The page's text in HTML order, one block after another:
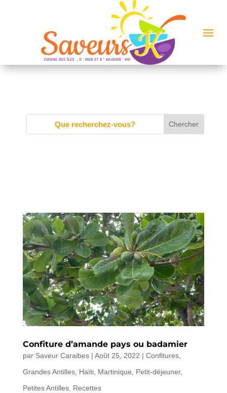
Confiture d’amande pays ou badamier
par Saveur Caraibes| Août 25, 2022 | Confitures,
Grandes Antilles, Haïti, Martinique, Petit-déjeuner,
Petites Antilles, Recettes